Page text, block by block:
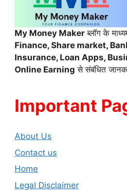
My Money Maker ब्लॉग के
Finance, Share market,
Insurance, Loan Apps,
Online Earning से संबंधित
Important
About Us
Contact us
Home
Legal Disclaimer